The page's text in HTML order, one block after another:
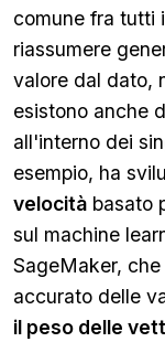
comune fra tutti
riassumere
valore dal dato,
esistono anche
all'interno dei
esempio, ha
velocità basato
sul machine
SageMaker,
accurato delle
il peso delle